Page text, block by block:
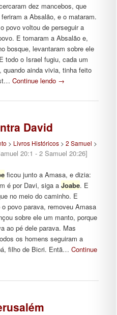
dez mancebos, que
a Absalão, e o mataram.
povo voltou de perseguir a
E tomaram a Absalão e,
bosque, levantaram sobre ele
todo o Israel fugiu, cada um
ainda vivia, tinha feito
Continue lendo →
David
> Livros Históricos> 2 Samuel >
20:1 - 2 Samuel 20:26]
ficou junto a Amasa, e dizia:
é por Davi, siga a Joabe. E
no meio do caminho. E
povo parava, removeu Amasa
sobre ele um manto, porque
ao pé dele parava. Mas
os homens seguiram a
filho de Bicri. Entã… Continue